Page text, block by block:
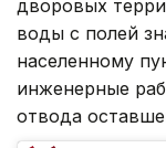
дворовых
воды с полей
населенному
инженерные
отвода